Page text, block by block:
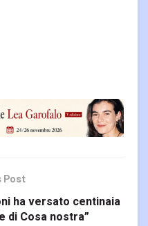
Post
ha versato centinaia
di Cosa nostra”